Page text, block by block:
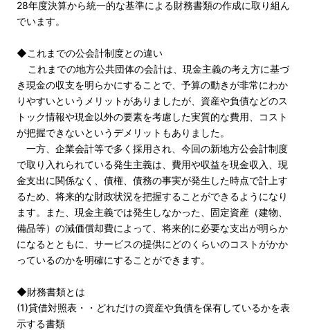
28年度決算から統一的な基準による財務書類の作成に取り組ん
でいます。
◆これまでの公会計制度との違い
これまでの地方公共団体の会計は、現金主義の考え方に基づ
き現金の収支を明らかにすることで、予算の動きが非常にわか
りやすいというメリットがありましたが、資産や負債などのス
トック情報や現金以外の要素を考慮した実質的な費用、コスト
が把握できないというデメリットもありました。
一方、企業会計等で多く採用され、今回の新地方公会計制度
で取り入れられている発生主義は、費用や収益を現金収入、現
金支出に関係なく、債権、債務の事実が発生した時点で計上す
るため、将来的な財政状況を把握することができるようになり
ます。また、現金主義では発生しなかった、固定資産（建物、
備品等）の減価償却費によって、将来的に必要な支出が明らか
になるとともに、サービスの提供にどのくらいのコストがかか
っているのかを明確にすることができます。
◆財務書類とは
(1)貸借対照表・・どれだけの資産や負債を保有しているかを表
示する書類